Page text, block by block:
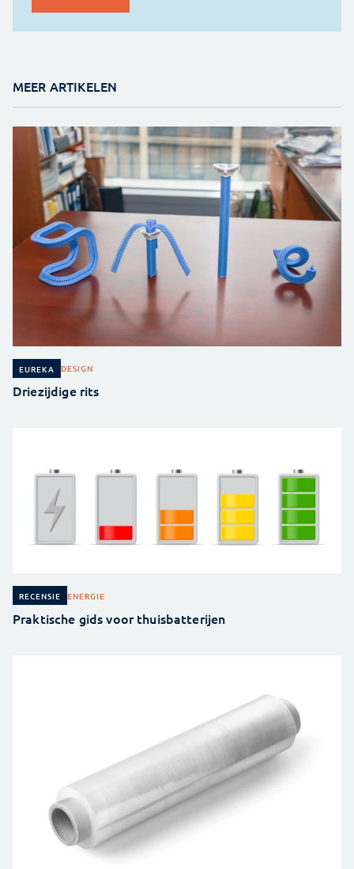
MEER ARTIKELEN
EUREKA DESIGN
Driezijdige rits
RECENSIE ENERGIE
Praktische gids voor thuisbatterijen